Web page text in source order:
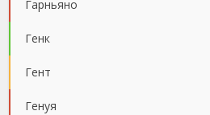
Гарньяно
Генк
Гент
Генуя